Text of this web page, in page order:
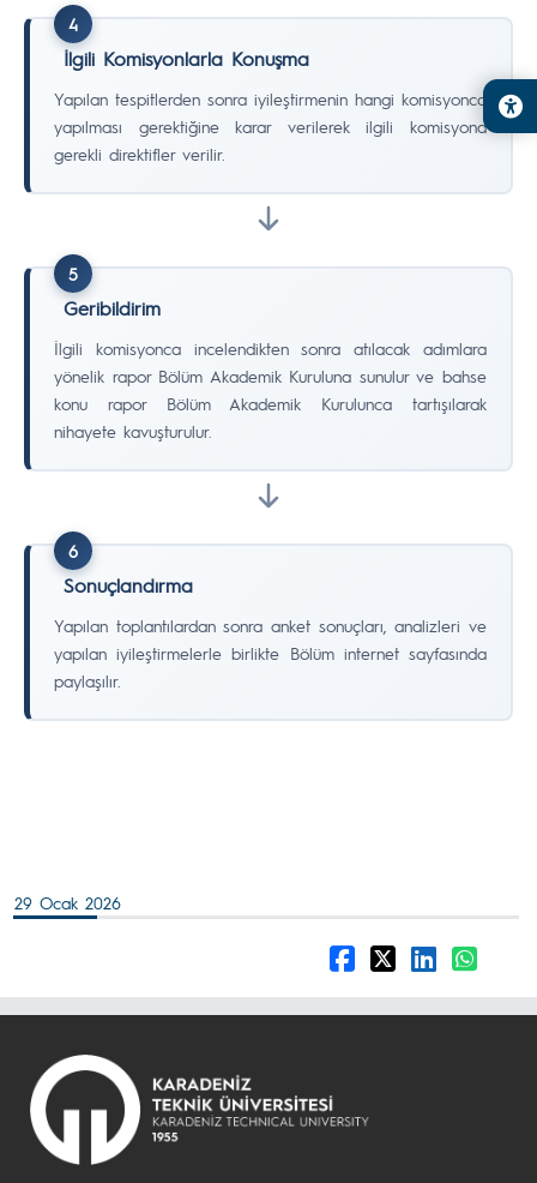
4
İlgili Komisyonlarla Konuşma
Yapılan tespitlerden sonra iyileştirmenin hangi komisyonca
yapılması gerektiğine karar verilerek ilgili komisyona
gerekli direktifler verilir.
5
Geribildirim
İlgili komisyonca incelendikten sonra atılacak adımlara
yönelik rapor Bölüm Akademik Kuruluna sunulur ve bahse
konu rapor Bölüm Akademik Kurulunca tartışılarak
nihayete kavuşturulur.
6
Sonuçlandırma
Yapılan toplantılardan sonra anket sonuçları, analizleri ve
yapılan iyileştirmelerle birlikte Bölüm internet sayfasında
paylaşılır.
29 Ocak 2026